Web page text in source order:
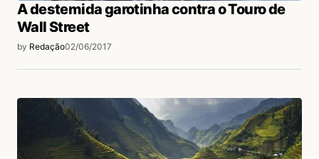
A destemida garotinha contra o Touro de
Wall Street
by Redação02/06/2017